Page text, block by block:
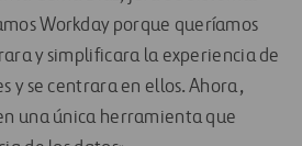
Workday porque queríamos
y simplificara la experiencia de
y se centrara en ellos. Ahora,
una única herramienta que